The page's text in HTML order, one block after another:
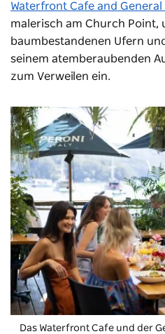
Waterfront Cafe and General
malerisch am Church Point,
baumbestandenen Ufern
seinem atemberaubenden
zum Verweilen ein.
Das Waterfront Cafe und der